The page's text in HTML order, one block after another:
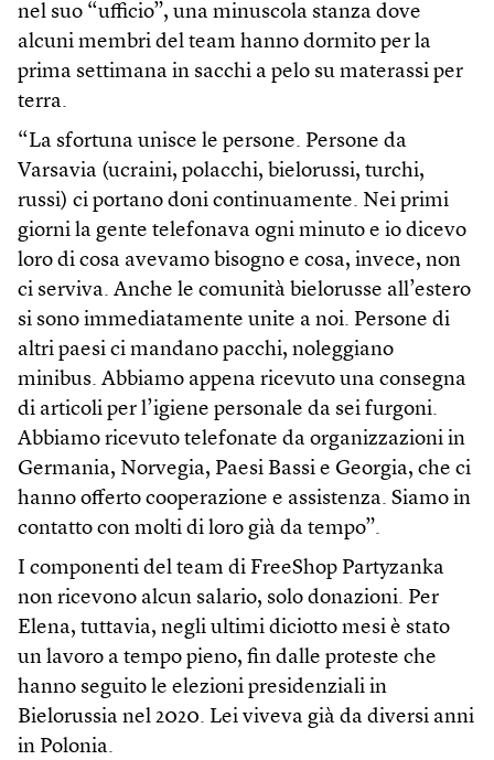
nel suo “ufficio”, una minuscola stanza dove
alcuni membri del team hanno dormito per la
prima settimana in sacchi a pelo su materassi per
terra.
“La sfortuna unisce le persone. Persone da
Varsavia (ucraini, polacchi, bielorussi, turchi,
russi) ci portano doni continuamente. Nei primi
giorni la gente telefonava ogni minuto e io dicevo
loro di cosa avevamo bisogno e cosa, invece, non
ci serviva. Anche le comunità bielorusse all’estero
si sono immediatamente unite a noi. Persone di
altri paesi ci mandano pacchi, noleggiano
minibus. Abbiamo appena ricevuto una consegna
di articoli per l’igiene personale da sei furgoni.
Abbiamo ricevuto telefonate da organizzazioni in
Germania, Norvegia, Paesi Bassi e Georgia, che ci
hanno offerto cooperazione e assistenza. Siamo in
contatto con molti di loro già da tempo”.
I componenti del team di FreeShop Partyzanka
non ricevono alcun salario, solo donazioni. Per
Elena, tuttavia, negli ultimi diciotto mesi è stato
un lavoro a tempo pieno, fin dalle proteste che
hanno seguito le elezioni presidenziali in
Bielorussia nel 2020. Lei viveva già da diversi anni
in Polonia.